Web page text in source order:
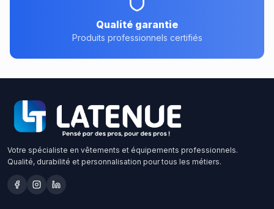
Qualité garantie
Produits professionnels certifiés
Votre spécialiste en vêtements et équipements professionnels.
Qualité, durabilité et personnalisation pour tous les métiers.